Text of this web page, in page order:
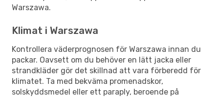
Warszawa.
Klimat i Warszawa
Kontrollera väderprognosen för Warszawa innan du
packar. Oavsett om du behöver en lätt jacka eller
strandkläder gör det skillnad att vara förberedd för
klimatet. Ta med bekväma promenadskor,
solskyddsmedel eller ett paraply, beroende på